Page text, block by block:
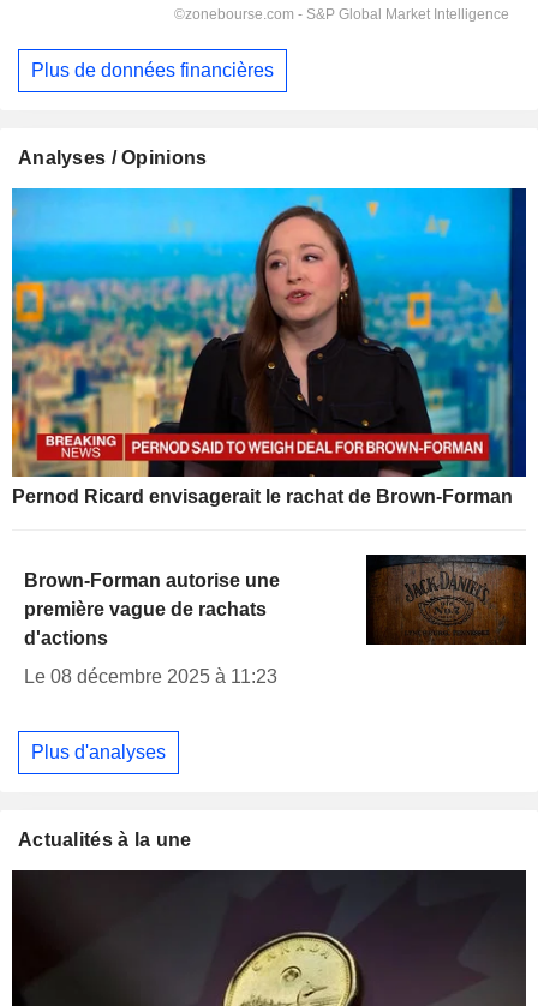
Plus de données financières
Analyses / Opinions
Pernod Ricard envisagerait le rachat de Brown-Forman
Brown-Forman autorise une
première vague de rachats
d'actions
Le 08 décembre 2025 à 11:23
Plus d'analyses
Actualités à la une